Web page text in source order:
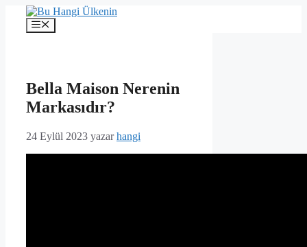
İçeriğe
Menü
Bella Maison Nerenin
Markasıdır?
24 Eylül 2023 yazarhangi